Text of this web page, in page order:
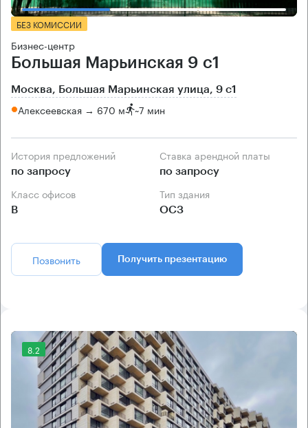
БЕЗ КОМИССИИ
Бизнес-центр
Большая Марьинская 9 с1
Москва, Большая Марьинская улица, 9 с1
Алексеевская → 670 м ~7 мин
История предложений
по запросу
Ставка арендной платы
по запросу
Класс офисов
B
Тип здания
ОСЗ
Позвонить Получить презентацию
8.2